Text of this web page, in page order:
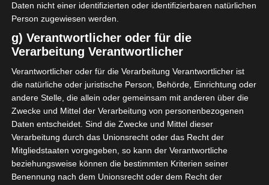
Dienstag, 21. Oktober:
Club Africain – Monastirian Sports Union
(Schiedsrichter: Bacem Belaïd / VAR:
Oussama Ben Isaac).
Mittwoch, 22. Oktober:
Bizertin Athletic Club – Tunesisches Stadion
(Schiedsrichter: Nidhal Beltaïef / VAR:
Montassar Belarbi).
Daten nicht einer identifizierten oder identifizierbaren natürlichen
Person zugewiesen werden.
g) Verantwortlicher oder für die
Verarbeitung Verantwortlicher
Verantwortlicher oder für die Verarbeitung Verantwortlicher ist
die natürliche oder juristische Person, Behörde, Einrichtung oder
andere Stelle, die allein oder gemeinsam mit anderen über die
Zwecke und Mittel der Verarbeitung von personenbezogenen
Daten entscheidet. Sind die Zwecke und Mittel dieser
Verarbeitung durch das Unionsrecht oder das Recht der
Mitgliedstaaten vorgegeben, so kann der Verantwortliche
beziehungsweise können die bestimmten Kriterien seiner
Benennung nach dem Unionsrecht oder dem Recht der